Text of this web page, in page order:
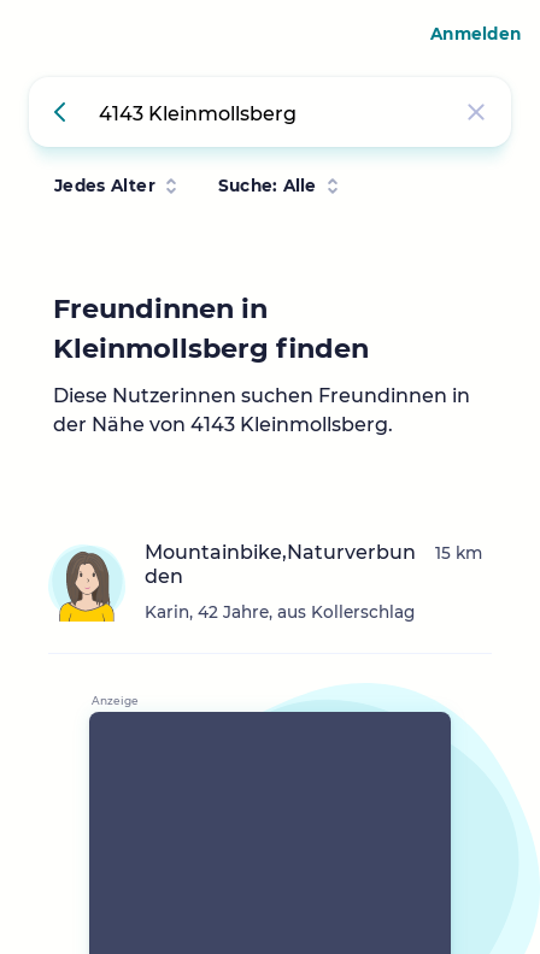
Jedes Alter Suche: Alle
Freundinnen in
Kleinmollsberg finden
Diese Nutzerinnen suchen Freundinnen in
der Nähe von 4143 Kleinmollsberg.
Mountainbike,Naturverbun
den
Karin, 42 Jahre, aus Kollerschlag
15 km
Anmelden